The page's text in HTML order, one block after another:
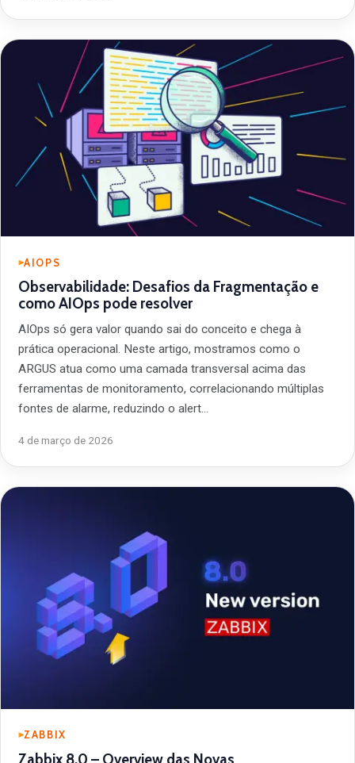
AIOPS
Observabilidade: Desafios da Fragmentação e
como AIOps pode resolver
AIOps só gera valor quando sai do conceito e chega à
prática operacional. Neste artigo, mostramos como o
ARGUS atua como uma camada transversal acima das
ferramentas de monitoramento, correlacionando múltiplas
fontes de alarme, reduzindo o alert…
4 de março de 2026
ZABBIX
Zabbix 8.0 – Overview das Novas